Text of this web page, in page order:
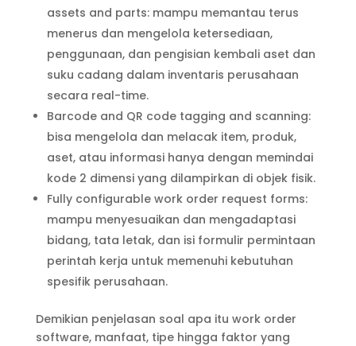
assets and parts: mampu memantau terus
menerus dan mengelola ketersediaan,
penggunaan, dan pengisian kembali aset dan
suku cadang dalam inventaris perusahaan
secara real-time.
Barcode and QR code tagging and scanning:
bisa mengelola dan melacak item, produk,
aset, atau informasi hanya dengan memindai
kode 2 dimensi yang dilampirkan di objek fisik.
Fully configurable work order request forms:
mampu menyesuaikan dan mengadaptasi
bidang, tata letak, dan isi formulir permintaan
perintah kerja untuk memenuhi kebutuhan
spesifik perusahaan.
Demikian penjelasan soal apa itu work order
software, manfaat, tipe hingga faktor yang